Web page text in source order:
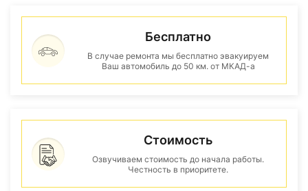
Бесплатно
В случае ремонта мы бесплатно эвакуируем
Ваш автомобиль до 50 км. от МКАД-а
Стоимость
Озвучиваем стоимость до начала работы.
Честность в приоритете.